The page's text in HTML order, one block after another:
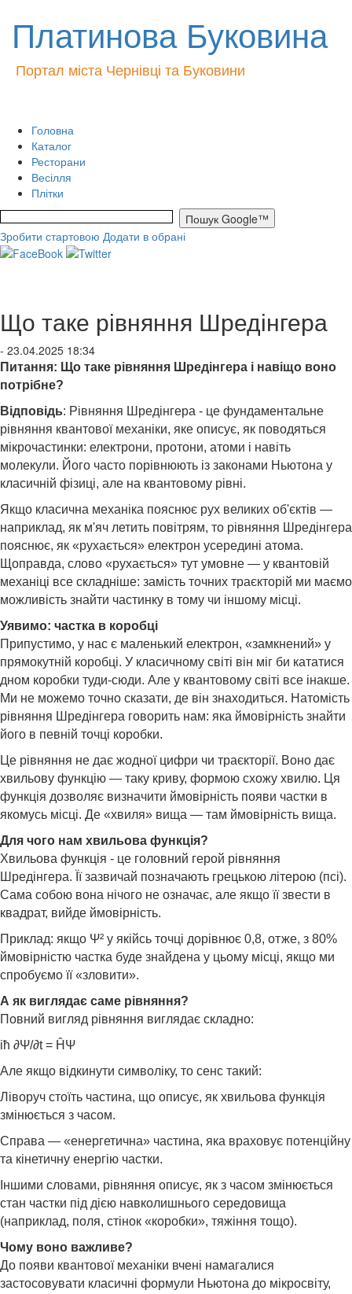
Платинова Буковина
Портал міста Чернівці та Буковини
Головна
Каталог
Ресторани
Весілля
Плітки
Зробити стартовою Додати в обрані
Що таке рівняння Шредінгера
- 23.04.2025 18:34
Питання: Що таке рівняння Шредінгера і навіщо воно
потрібне?
Відповідь: Рівняння Шредінгера - це фундаментальне
рівняння квантової механіки, яке описує, як поводяться
мікрочастинки: електрони, протони, атоми і навіть
молекули. Його часто порівнюють із законами Ньютона у
класичній фізиці, але на квантовому рівні.
Якщо класична механіка пояснює рух великих об'єктів —
наприклад, як м'яч летить повітрям, то рівняння Шредінгера
пояснює, як «рухається» електрон усередині атома.
Щоправда, слово «рухається» тут умовне — у квантовій
механіці все складніше: замість точних траєкторій ми маємо
можливість знайти частинку в тому чи іншому місці.
Уявимо: частка в коробці
Припустимо, у нас є маленький електрон, «замкнений» у
прямокутній коробці. У класичному світі він міг би кататися
дном коробки туди-сюди. Але у квантовому світі все інакше.
Ми не можемо точно сказати, де він знаходиться. Натомість
рівняння Шредінгера говорить нам: яка ймовірність знайти
його в певній точці коробки.
Це рівняння не дає жодної цифри чи траєкторії. Воно дає
хвильову функцію — таку криву, формою схожу хвилю. Ця
функція дозволяє визначити ймовірність появи частки в
якомусь місці. Де «хвиля» вища — там ймовірність вища.
Для чого нам хвильова функція?
Хвильова функція - це головний герой рівняння
Шредінгера. Її зазвичай позначають грецькою літерою (псі).
Сама собою вона нічого не означає, але якщо її звести в
квадрат, вийде ймовірність.
Приклад: якщо Ψ² у якійсь точці дорівнює 0,8, отже, з 80%
ймовірністю частка буде знайдена у цьому місці, якщо ми
спробуємо її «зловити».
А як виглядає саме рівняння?
Повний вигляд рівняння виглядає складно:
iħ ∂Ψ/∂t = ĤΨ
Але якщо відкинути символіку, то сенс такий:
Ліворуч стоїть частина, що описує, як хвильова функція
змінюється з часом.
Справа — «енергетична» частина, яка враховує потенційну
та кінетичну енергію частки.
Іншими словами, рівняння описує, як з часом змінюється
стан частки під дією навколишнього середовища
(наприклад, поля, стінок «коробки», тяжіння тощо).
Чому воно важливе?
До появи квантової механіки вчені намагалися
застосовувати класичні формули Ньютона до мікросвіту,